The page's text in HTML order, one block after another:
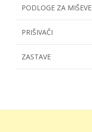
PODLOGE ZA MIŠEVE
PRIŠIVAČI
ZASTAVE